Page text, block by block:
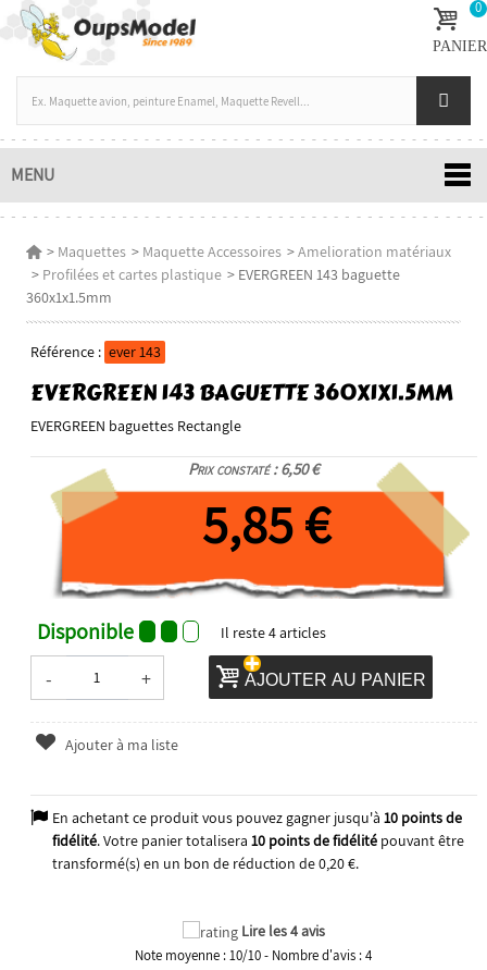
0
PANIER
MENU
> Maquettes > Maquette Accessoires >Amelioration matériaux
> Profilées et cartes plastique > EVERGREEN 143 baguette
360x1x1.5mm
Référence : ever 143
EVERGREEN 143 BAGUETTE 360X1X1.5MM
EVERGREEN baguettes Rectangle
Prix constaté : 6,50 €
5,85 €
Disponible Il reste4articles
- + AJOUTER AU PANIER
Ajouter à ma liste
En achetant ce produit vous pouvez gagner jusqu'à 10points de
fidélité. Votre panier totalisera 10points de fidélitépouvant être
transformé(s) en un bon de réduction de0,20 €.
Lire les 4 avis
Note moyenne :10/10- Nombre d'avis :4